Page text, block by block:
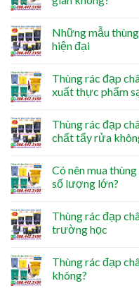
Những mẫu
hiện đại
Thùng rác đạp
xuất thực phẩm
Thùng rác đạp
chất tẩy rửa
Có nên mua
số lượng lớn?
Thùng rác đạp
trường học
Thùng rác đạp
không?